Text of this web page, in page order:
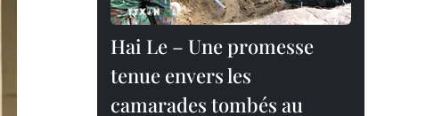
Hai Le – Une promesse
tenue envers les
camarades tombés au